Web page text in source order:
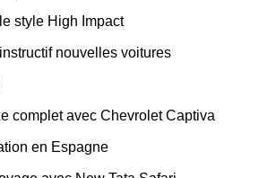
style High Impact
nouvelles voitures
complet avec Chevrolet Captiva
en Espagne